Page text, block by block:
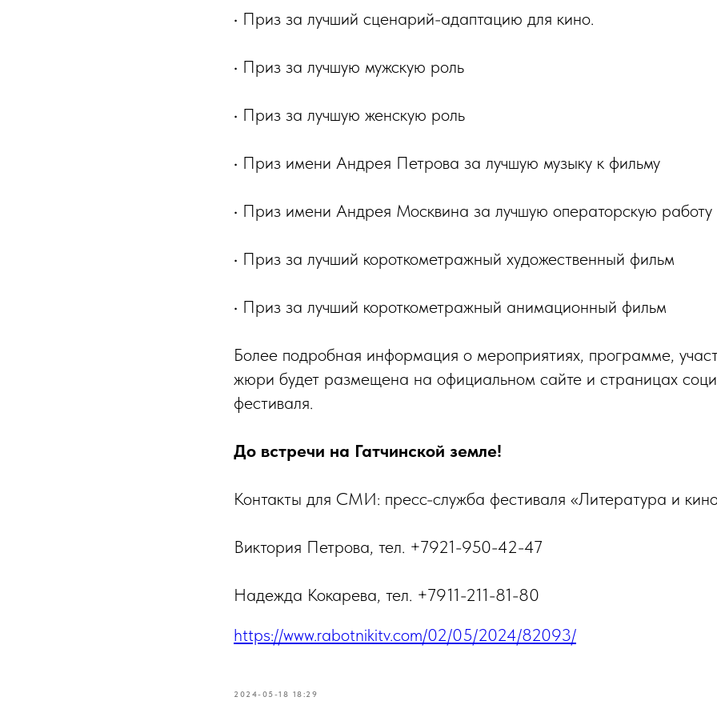
• Приз за лучший сценарий-адаптацию для кино.
• Приз за лучшую мужскую роль
• Приз за лучшую женскую роль
• Приз имени Андрея Петрова за лучшую музыку к фильму
• Приз имени Андрея Москвина за лучшую операторскую работу
• Приз за лучший короткометражный художественный фильм
• Приз за лучший короткометражный анимационный фильм
Более подробная информация о мероприятиях, программе,
жюри будет размещена на официальном сайте и страницах
фестиваля.
До встречи на Гатчинской земле!
Контакты для СМИ: пресс-служба фестиваля «Литература и
Виктория Петрова, тел. +7921-950-42-47
Надежда Кокарева, тел. +7911-211-81-80
https://www.rabotnikitv.com/02/05/2024/82093/
2024-05-18 18:29